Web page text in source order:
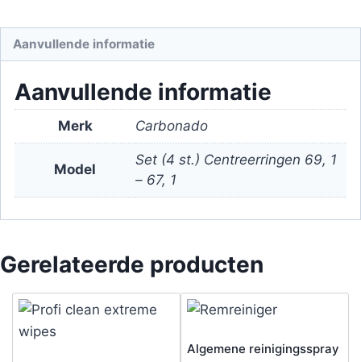
Aanvullende informatie
Aanvullende informatie
Merk Carbonado
Model
Set (4 st.) Centreerringen 69, 1
– 67, 1
Gerelateerde producten
Algemene reinigingsspray